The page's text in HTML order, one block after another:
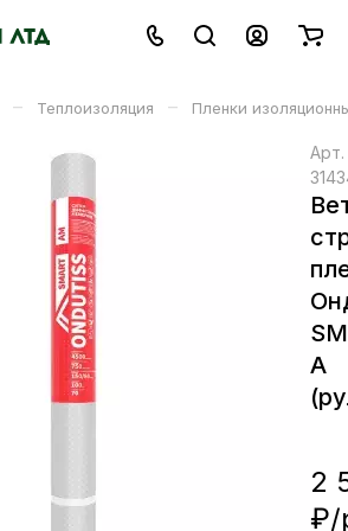
– Теплоизоляция – Пленки
Арт.
А
2
₽/